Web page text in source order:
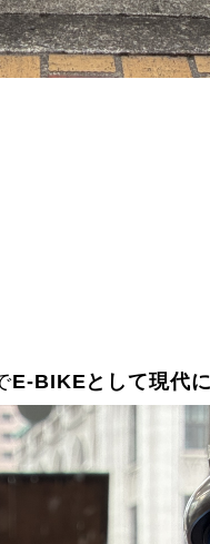
E-BIKEとして現代